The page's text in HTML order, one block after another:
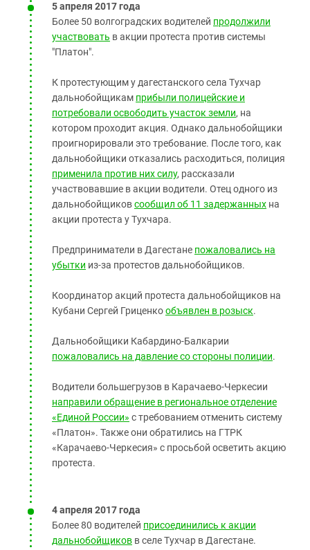
5 апреля 2017 года
Более 50 волгоградских водителей продолжили
участвовать в акции протеста против системы
"Платон".
К протестующим у дагестанского села Тухчар
дальнобойщикам прибыли полицейские и
потребовали освободить участок земли, на
котором проходит акция. Однако дальнобойщики
проигнорировали это требование. После того, как
дальнобойщики отказались расходиться, полиция
применила против них силу, рассказали
участвовавшие в акции водители. Отец одного из
дальнобойщиковсообщил об 11 задержанных на
акции протеста у Тухчара.
Предприниматели в Дагестане пожаловались на
убытки из-за протестов дальнобойщиков.
Координатор акций протеста дальнобойщиков на
Кубани Сергей Гриценкообъявлен в розыск.
Дальнобойщики Кабардино-Балкарии
пожаловались на давление со стороны полиции.
Водители большегрузов в Карачаево-Черкесии
направили обращение в региональное отделение
«Единой России» с требованием отменить систему
«Платон». Также они обратились на ГТРК
«Карачаево-Черкесия» с просьбой осветить акцию
протеста.
4 апреля 2017 года
Более 80 водителей присоединились к акции
дальнобойщиков в селе Тухчар в Дагестане.